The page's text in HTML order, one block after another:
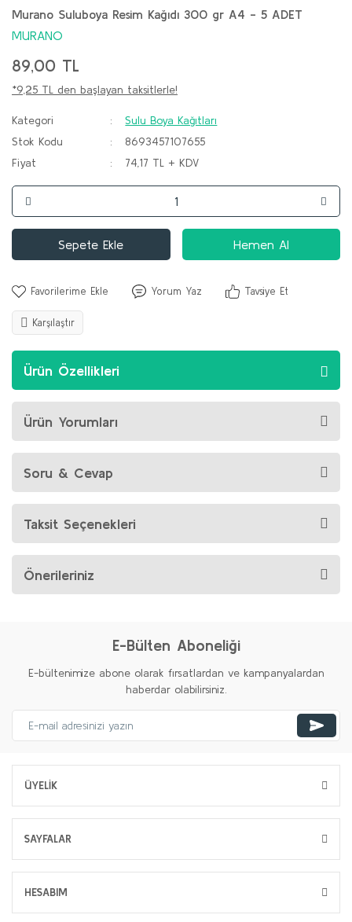
Murano Suluboya Resim Kağıdı 300 gr A4 - 5 ADET
MURANO
89,00 TL
*9,25 TL den başlayan taksitlerle!
Kategori
Sulu Boya Kağıtları
Stok Kodu
8693457107655
Fiyat
74,17 TL + KDV
Sepete Ekle Hemen Al
Yorum Yaz Tavsiye Et
Karşılaştır
Ürün Özellikleri
Ürün Yorumları
Soru & Cevap
Taksit Seçenekleri
Önerileriniz
E-Bülten Aboneliği
E-bültenimize abone olarak fırsatlardan ve kampanyalardan
haberdar olabilirsiniz.
ÜYELİK
SAYFALAR
HESABIM